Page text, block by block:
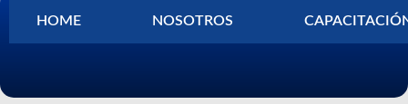
HOME NOSOTROS